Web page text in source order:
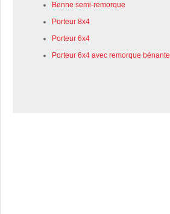
Benne semi-remorque
Porteur 8x4
Porteur 6x4
Porteur 6x4 avec remorque bénante